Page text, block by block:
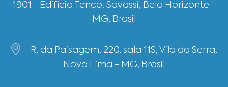
1901– Edifício Tenco. Savassi, Belo Horizonte -
MG, Brasil
R. da Paisagem, 220, sala 11S, Vila da Serra,
Nova Lima - MG, Brasil